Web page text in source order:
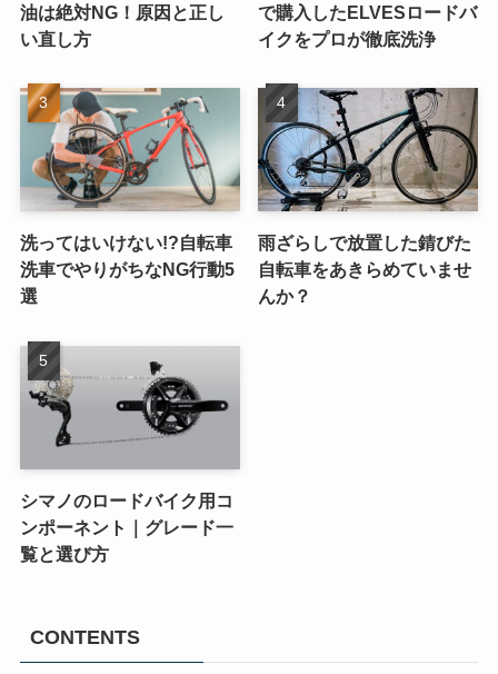
油は絶対NG！原因と正し
い直し方
で購入したELVESロードバ
イクをプロが徹底洗浄
洗ってはいけない!?自転車
洗車でやりがちなNG行動5
選
雨ざらしで放置した錆びた
自転車をあきらめていませ
んか？
シマノのロードバイク用コ
ンポーネント｜グレード一
覧と選び方
CONTENTS